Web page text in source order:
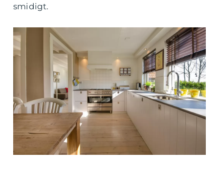
smidigt.